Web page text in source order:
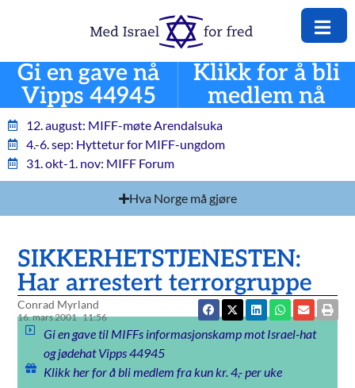
Gi en gave nå
Vipps 44945
Klikk for å bli
medlem nå
12. august: MIFF-møte Arendalsuka
4.-6. sep: Hyttetur for MIFF-ungdom
31. okt-1. nov: MIFF Forum
Hva Norge må gjøre
SIKKERHETSTJENESTEN:
Har arrestert terrorgruppe
Conrad Myrland
16. mars 2001 11:56
Gi en gave til MIFFs informasjonskamp mot Israel-hat
og jødehat Vipps 44945
Klikk her for å bli medlem fra kun kr. 4,- per uke